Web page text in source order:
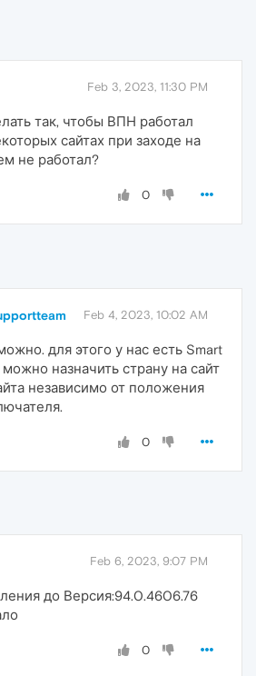
Feb 3, 2023, 11:30 PM
так, чтобы ВПН работал
сайтах при заходе на
не работал?
0
Feb 4, 2023, 10:02 AM
для этого у нас есть Smart
назначить страну на сайт
независимо от положения
0
Feb 6, 2023, 9:07 PM
до Версия:94.0.4606.76
0